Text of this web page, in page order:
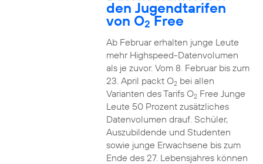
den Jugendtarifen
von O2Free
Ab Februar erhalten junge Leute
mehr Highspeed-Datenvolumen
als je zuvor. Vom 8. Februar bis zum
23. April packt O2bei allen
Varianten des Tarifs O2Free Junge
Leute 50 Prozent zusätzliches
Datenvolumen drauf. Schüler,
Auszubildende und Studenten
sowie junge Erwachsene bis zum
Ende des 27. Lebensjahres können